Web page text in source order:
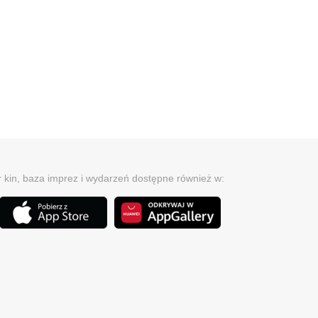
kin, baza imprez i wydarzeń dostępne również w: